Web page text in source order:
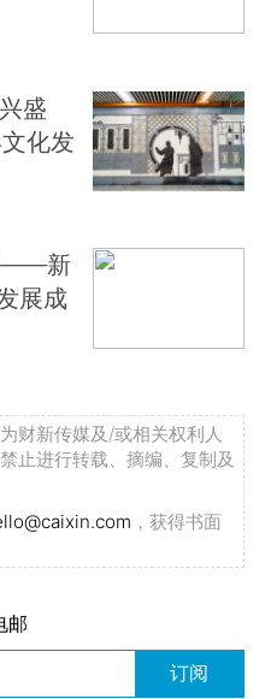
盛
化发
——新
展成
财新传媒及/或相关权利人
止进行转载、摘编、复制及
，获得书面
邮
订阅